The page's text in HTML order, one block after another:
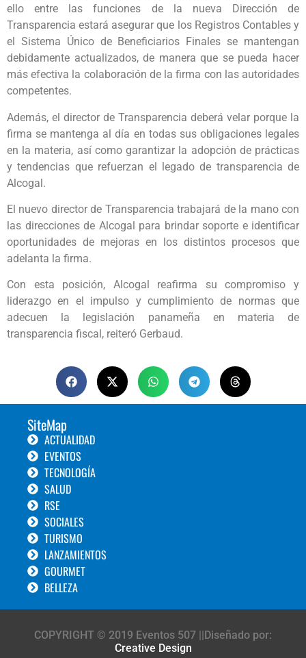
ello entre las funciones de la nueva Dirección de
Transparencia estará asegurar que los Registros Contables y
el Sistema Único de Beneficiarios Finales se mantengan
debidamente actualizados, de manera que se pueda hacer
más efectiva la colaboración de la firma con las autoridades
competentes.
Además, el director de Transparencia deberá velar porque la
firma se mantenga al día en todas sus obligaciones legales
en la materia, así como garantizar la adopción de prácticas
y tendencias que refuerzan el legado de transparencia de
Alcogal.
El nuevo director de Transparencia trabajará de la mano con
las direcciones de Alcogal para brindar soporte e identificar
oportunidades de mejoras en los distintos procesos que
adelanta la firma.
Con esta posición, Alcogal reafirma su compromiso y
liderazgo en el impulso y cumplimiento de normas que
adecuen la legislación panameña en materia de
transparencia fiscal, reiteró Gerbaud.
SiteMap
ACTUALIDAD
EVENTOS
TECNOLOGÍA
SALUD
RSE
SOCIALES
TURISMO
LANZAMIENTOS
GOURMET
BELLEZA
COPYRIGHT © 2019 Eventos 507 ||Diseñado por:
Creative Design